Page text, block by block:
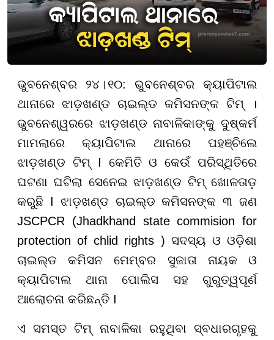
ଭୁବନେଶ୍ବର ୨୪ । ୧୦: ଭୁବନେଶ୍ବର କ୍ୟାପିଟାଲ
ଥାନାରେ ଝାଡ଼ଖଣ୍ଡ ଚାଇଲ୍ଡ କମିସନଙ୍କ ଟିମ୍ ।
ଭୁବନେଶ୍ୱରରେ ଝାଡ଼ଖଣ୍ଡ ନାବାଳିକାଙ୍କୁ ଦୁଷ୍କର୍ମ
ମାମଲାରେକ୍ୟାପିଟାଲ ଥାନାରେ ପହଞ୍ଚିଲେ
ଝାଡ଼ଖଣ୍ଡ ଟିମ୍ I କେମିତି ଓ କେଉଁ ପରିସ୍ଥିତିରେ
ଘଟଣା ଘଟିଲା ସେନେଇ ଝାଡ଼ଖଣ୍ଡ ଟିମ୍ ଖୋଳତାଡ଼
କରୁଛି I ଝାଡ଼ଖଣ୍ଡ ଚାଇଲ୍ଡ କମିସନଙ୍କ ୩ ଜଣ
JSCPCR (Jhadkhand state commision for
protection of chlid rights ) ସଦସ୍ୟ ଓ ଓଡ଼ିଶା
ଚାଇଲ୍ଡ କମିସନ ମେମ୍ବର ସୁଜାତା ନାୟକ ଓ
କ୍ୟାପିଟାଲ ଥାନା ପୋଲିସ ସହ ଗୁରୁତ୍ୱପୂର୍ଣ
ଆଲୋଚନା କରିଛନ୍ତି I
ଏ ସମସ୍ତ ଟିମ୍ ନାବାଳିକା ରହୁଥିବା ସ୍ବଧାରଗୃହକୁ